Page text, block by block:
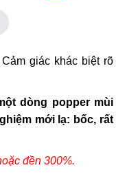
giác khác biệt rõ
dòng popper mùi
mới lạ: bốc, rất
đền 300%.